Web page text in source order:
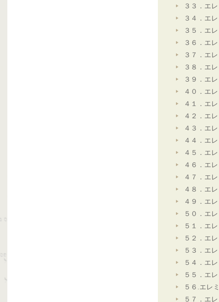
３３．エ
３４．エ
３５．エ
３６．エ
３７．エ
３８．エ
３９．エ
４０．エ
４１．エ
４２．エ
４３．エ
４４．エ
４５．エ
４６．エ
４７．エ
４８．エ
４９．エ
５０．エ
５１．エ
５２．エ
５３．エ
５４．エ
５５．エ
５６.エレ
５７．エ